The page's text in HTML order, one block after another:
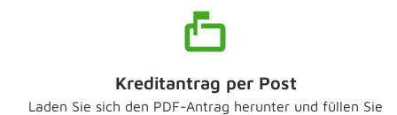
Kreditantrag per Post
Laden Sie sich den PDF-Antrag herunter und füllen Sie